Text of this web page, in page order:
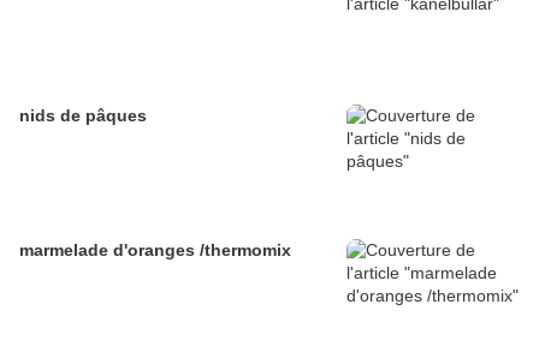
nids de pâques
marmelade d'oranges /thermomix